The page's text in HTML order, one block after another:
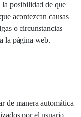
posibilidad de que
acontezcan causas
o circunstancias
la página web.
de manera automática
por el usuario.